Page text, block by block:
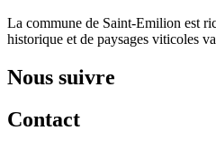
La commune de Saint-Emilion est
historique et de paysages viticoles
Nous suivre
Contact